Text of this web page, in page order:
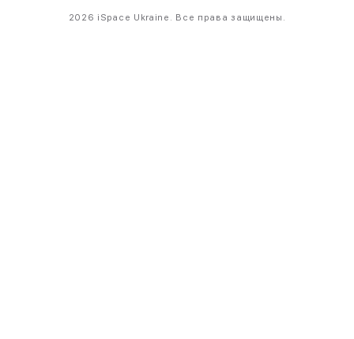
2026 iSpace Ukraine. Все права защищены.